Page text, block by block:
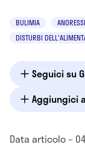
BULIMIA
DISTURBI
Seguici su
Aggiungici
Data articolo –